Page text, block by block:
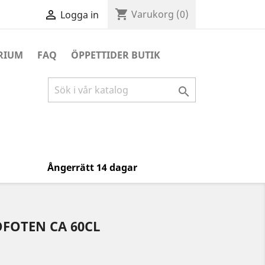
 Logga in shopping_cart Varukorg (0)
FAQ ÖPPETTIDER BUTIK

Ångerrätt 14 dagar
CA 60CL